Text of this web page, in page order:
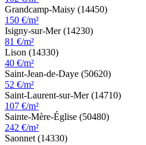
Grandcamp-Maisy (14450)
150 €/m²
Isigny-sur-Mer (14230)
81 €/m²
Lison (14330)
40 €/m²
Saint-Jean-de-Daye (50620)
52 €/m²
Saint-Laurent-sur-Mer (14710)
107 €/m²
Sainte-Mère-Église (50480)
242 €/m²
Saonnet (14330)